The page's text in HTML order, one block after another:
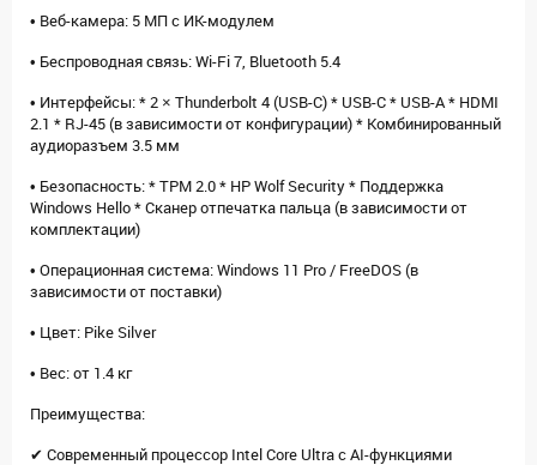
• Веб-камера: 5 МП с ИК-модулем
• Беспроводная связь: Wi-Fi 7, Bluetooth 5.4
• Интерфейсы: * 2 × Thunderbolt 4 (USB-C) * USB-C * USB-A * HDMI
2.1 * RJ-45 (в зависимости от конфигурации) * Комбинированный
аудиоразъем 3.5 мм
• Безопасность: * TPM 2.0 * HP Wolf Security * Поддержка
Windows Hello * Сканер отпечатка пальца (в зависимости от
комплектации)
• Операционная система: Windows 11 Pro / FreeDOS (в
зависимости от поставки)
• Цвет: Pike Silver
• Вес: от 1.4 кг
Преимущества:
✔ Современный процессор Intel Core Ultra с AI-функциями